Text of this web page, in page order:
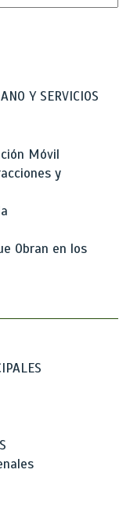
Y SERVICIOS
Móvil
y
Obran en los